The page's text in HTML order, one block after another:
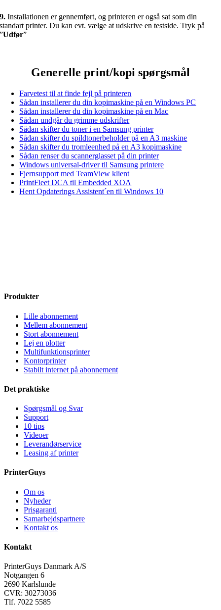
9.Installationen er gennemført, og printeren er også sat som din
standart printer. Du kan evt. vælge at udskrive en testside. Tryk på
”Udfør”
Generelle print/kopi spørgsmål
Farvetest til at finde fejl på printeren
Sådan installerer du din kopimaskine på en Windows PC
Sådan installerer du din kopimaskine på en Mac
Sådan undgår du grimme udskrifter
Sådan skifter du toner i en Samsung printer
Sådan skifter du spildtonerbeholder på en A3 maskine
Sådan skifter du tromleenhed på en A3 kopimaskine
Sådan renser du scannerglasset på din printer
Windows universal-driver til Samsung printere
Fjernsupport med TeamView klient
PrintFleet DCA til Embedded XOA
Hent Opdaterings Assistent´en til Windows 10
Produkter
Lille abonnement
Mellem abonnement
Stort abonnement
Lej en plotter
Multifunktionsprinter
Kontorprinter
Stabilt internet på abonnement
Det praktiske
Spørgsmål og Svar
Support
10 tips
Videoer
Leverandørservice
Leasing af printer
PrinterGuys
Om os
Nyheder
Prisgaranti
Samarbejdspartnere
Kontakt os
Kontakt
PrinterGuys Danmark A/S
Notgangen 6
2690 Karlslunde
CVR: 30273036
Tlf. 7022 5585